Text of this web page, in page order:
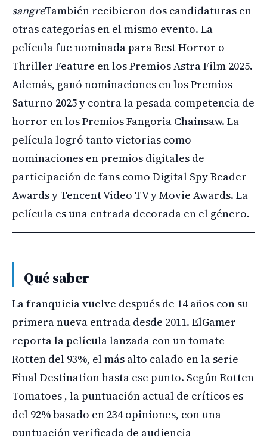
sangreTambién recibieron dos candidaturas en
otras categorías en el mismo evento. La
película fue nominada para Best Horror o
Thriller Feature en los Premios Astra Film 2025.
Además, ganó nominaciones en los Premios
Saturno 2025 y contra la pesada competencia de
horror en los Premios Fangoria Chainsaw. La
película logró tanto victorias como
nominaciones en premios digitales de
participación de fans como Digital Spy Reader
Awards y Tencent Video TV y Movie Awards. La
película es una entrada decorada en el género.
Qué saber
La franquicia vuelve después de 14 años con su
primera nueva entrada desde 2011. ElGamer
reporta la película lanzada con un tomate
Rotten del 93%, el más alto calado en la serie
Final Destination hasta ese punto. Según Rotten
Tomatoes , la puntuación actual de críticos es
del 92% basado en 234 opiniones, con una
puntuación verificada de audiencia